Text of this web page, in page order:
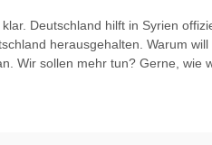
Deutschland hilft in Syrien
herausgehalten. Warum
Wir sollen mehr tun? Gerne, wie